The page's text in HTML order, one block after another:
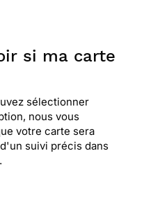
si ma carte
sélectionner
nous vous
votre carte sera
suivi précis dans